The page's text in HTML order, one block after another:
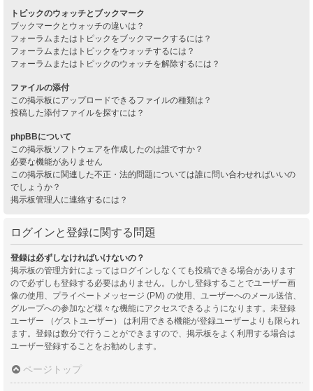
トピックのウォッチとブックマーク
ブックマークとウォッチの違いは？
フォーラムまたはトピックをブックマークするには？
フォーラムまたはトピックをウォッチするには？
フォーラムまたはトピックのウォッチを解除するには？
ファイルの添付
この掲示板にアップロードできるファイルの種類は？
投稿した添付ファイルを探すには？
phpBBについて
この掲示板ソフトウェアを作成したのは誰ですか？
必要な機能がありません
この掲示板に関連した不正・法的問題については誰に問い合わせればいいの
でしょうか？
掲示板管理人に連絡するには？
ログインと登録に関する問題
登録は必ずしなければいけないの？
掲示板の管理方針によってはログインしなくても投稿できる場合があります
ので必ずしも登録する必要はありません。しかし登録することでユーザー画
像の使用、プライベートメッセージ (PM) の使用、ユーザーへのメール送信、
グループへの参加など様々な機能にアクセスできるようになります。未登録
ユーザー （ゲストユーザー） は利用できる機能が登録ユーザーよりも限られ
ます。登録は数分で行うことができますので、掲示板をよく利用する場合は
ユーザー登録することをお勧めします。
ページトップ